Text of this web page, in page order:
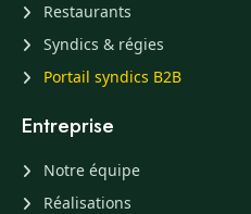
Restaurants
Syndics & régies
Portail syndics B2B
Entreprise
Notre équipe
Réalisations